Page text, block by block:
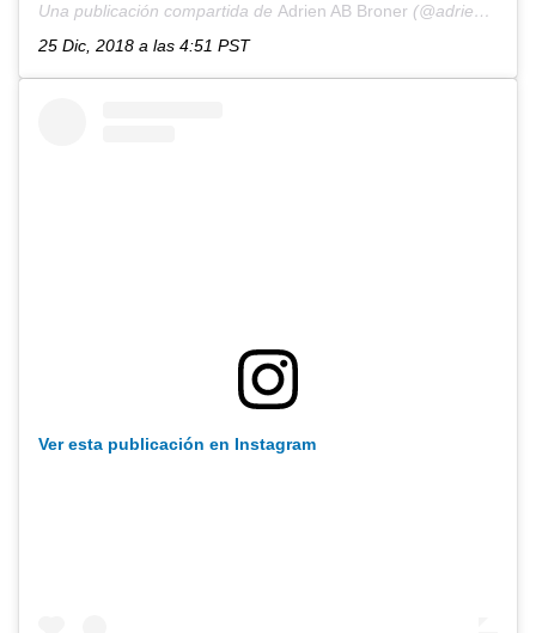
Una publicación compartida de Adrien AB Broner (@adrienbroner) el
25 Dic, 2018 a las 4:51 PST
Ver esta publicación en Instagram